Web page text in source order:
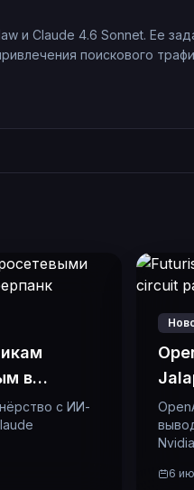
и Claude 4.6 Sonnet. Ее
поискового
в
с ИИ-
6